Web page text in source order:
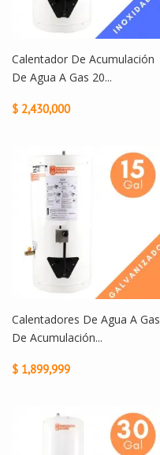
Calentador De Acumulación
De Agua A Gas 20...
$ 2,430,000
Calentadores De Agua A Gas
De Acumulación...
$ 1,899,999